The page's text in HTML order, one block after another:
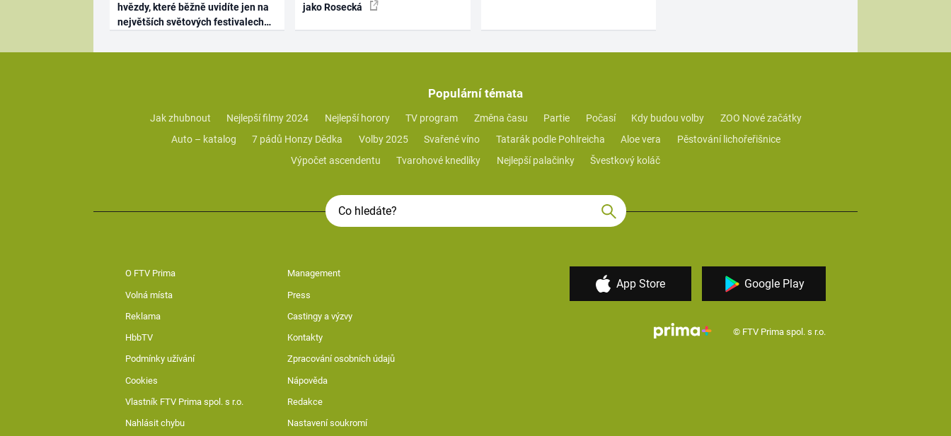
hvězdy, které běžně uvidíte jen na
největších světových festivalech
jako Rosecká
Populární témata
Jak zhubnout Nejlepší filmy 2024 Nejlepší horory TV program Změna času Partie Počasí Kdy budou volby
ZOO Nové začátky
Auto – katalog
7 pádů Honzy Dědka Volby 2025 Svařené víno Tatarák podle Pohlreicha Aloe vera
Pěstování lichořeřišnice
Výpočet ascendentu
Tvarohové knedlíky Nejlepší palačinky Švestkový koláč
O FTV Prima Management
Volná místa Press
Reklama Castingy a výzvy
HbbTV Kontakty
Podmínky užívání Zpracování osobních údajů
Cookies Nápověda
Vlastník FTV Prima spol. s r.o. Redakce
Nahlásit chybu Nastavení soukromí
App Store Google Play
© FTV Prima spol. s r.o.